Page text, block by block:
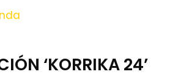
‘KORRIKA 24’